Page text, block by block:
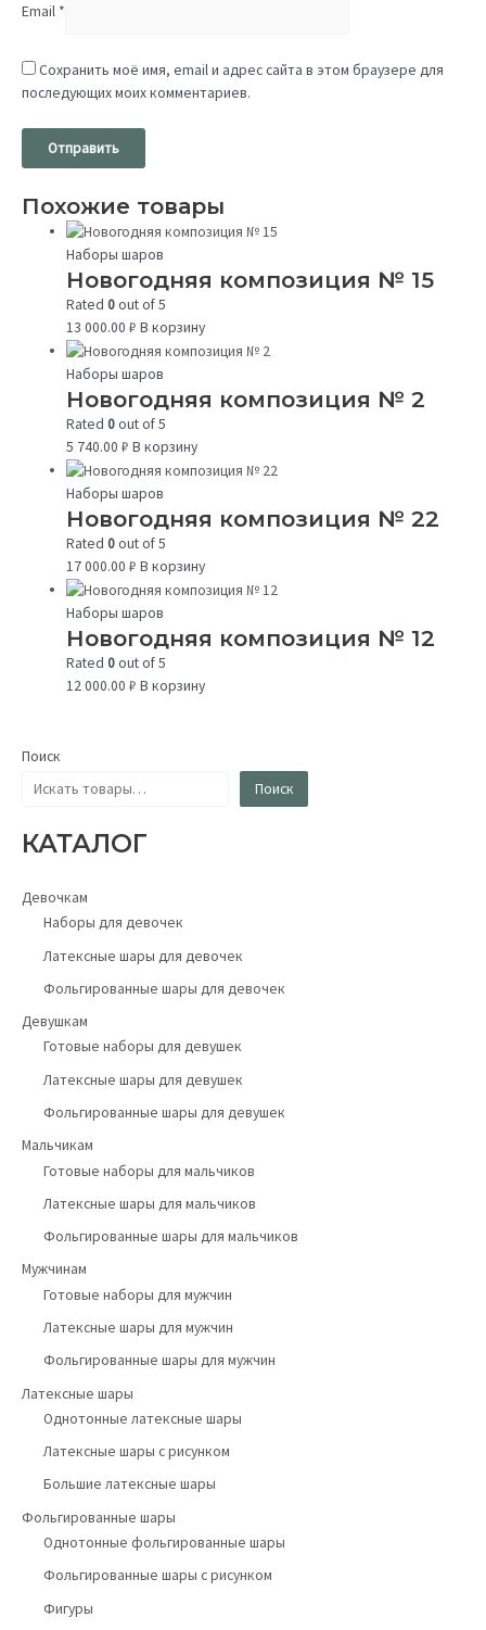
Поиск
Поиск
КАТАЛОГ
Девочкам
Наборы для девочек
Латексные шары для девочек
Фольгированные шары для девочек
Девушкам
Готовые наборы для девушек
Латексные шары для девушек
Фольгированные шары для девушек
Мальчикам
Готовые наборы для мальчиков
Латексные шары для мальчиков
Фольгированные шары для мальчиков
Мужчинам
Готовые наборы для мужчин
Латексные шары для мужчин
Фольгированные шары для мужчин
Латексные шары
Однотонные латексные шары
Латексные шары с рисунком
Большие латексные шары
Фольгированные шары
Однотонные фольгированные шары
Фольгированные шары с рисунком
Фигуры
Email *
Сохранить моё имя, email и адрес сайта в этом браузере для
последующих моих комментариев.
Похожие товары
Наборы шаров
Новогодняя композиция № 15
Rated0out of 5
13 000.00₽ В корзину
Наборы шаров
Новогодняя композиция № 2
Rated0out of 5
5 740.00₽ В корзину
Наборы шаров
Новогодняя композиция № 22
Rated0out of 5
17 000.00₽ В корзину
Наборы шаров
Новогодняя композиция № 12
Rated0out of 5
12 000.00₽ В корзину